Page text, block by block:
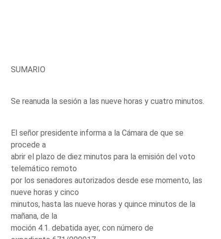
SUMARIO
Se reanuda la sesión a las nueve horas y cuatro minutos.
El señor presidente informa a la Cámara de que se
procede a
abrir el plazo de diez minutos para la emisión del voto
telemático remoto
por los senadores autorizados desde ese momento, las
nueve horas y cinco
minutos, hasta las nueve horas y quince minutos de la
mañana, de la
moción 4.1. debatida ayer, con número de